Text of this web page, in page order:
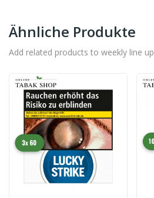
Ähnliche Produkte
Add related products to weekly line up